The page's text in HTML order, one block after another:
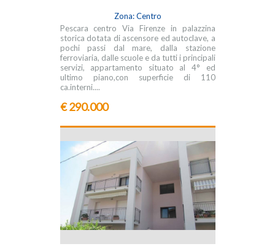
Zona: Centro
Pescara centro Via Firenze in palazzina
storica dotata di ascensore ed autoclave, a
pochi passi dal mare, dalla stazione
ferroviaria, dalle scuole e da tutti i principali
servizi, appartamento situato al 4° ed
ultimo piano,con superficie di 110
ca.interni....
€ 290.000